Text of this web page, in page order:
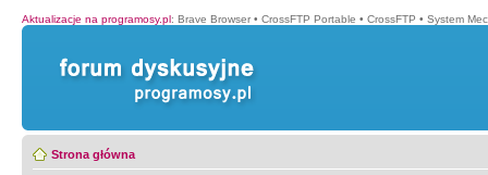
Aktualizacje na programosy.pl: Brave Browser • CrossFTP Portable • CrossFTP • System
Strona główna